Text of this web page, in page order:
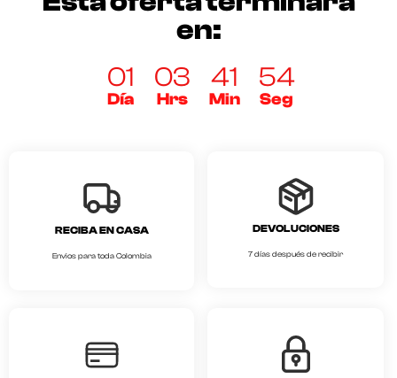
en:
01
Día
03
Hrs
41
Min
54
Seg
RECIBA EN CASA
Envios para toda Colombia
DEVOLUCIONES
7 días después de recibir